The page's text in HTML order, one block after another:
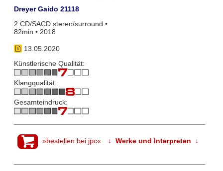
Dreyer Gaido 21118
2 CD/SACD stereo/surround •
82min • 2018
13.05.2020
Künstlerische Qualität:
Klangqualität:
Gesamteindruck:
»bestellen bei jpc« ↓ Werke und Interpreten ↓